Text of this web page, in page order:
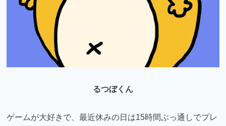
るつぼくん
ゲームが大好きで、最近休みの日は15時間ぶっ通しでプレ